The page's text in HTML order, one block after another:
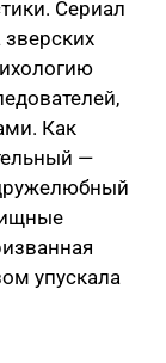
Сериал
Как
—
упускала